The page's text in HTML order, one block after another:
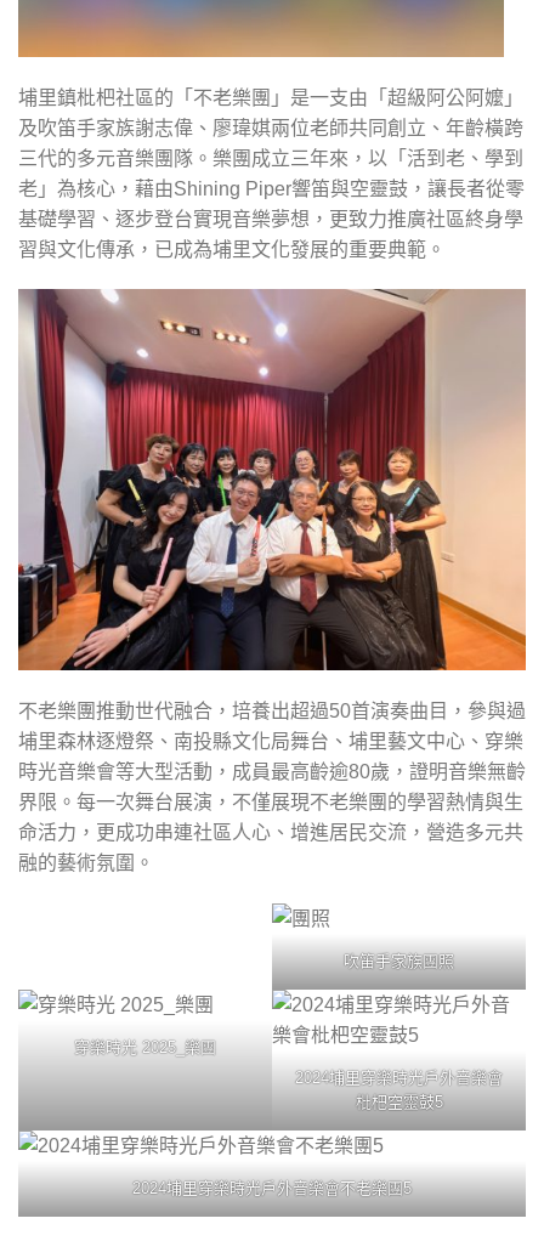
埔里鎮枇杷社區的「不老樂團」是一支由「超級阿公阿嬤」
及吹笛手家族謝志偉、廖瑋娸兩位老師共同創立、年齡橫跨
三代的多元音樂團隊。樂團成立三年來，以「活到老、學到
老」為核心，藉由Shining Piper響笛與空靈鼓，讓長者從零
基礎學習、逐步登台實現音樂夢想，更致力推廣社區終身學
習與文化傳承，已成為埔里文化發展的重要典範。
不老樂團推動世代融合，培養出超過50首演奏曲目，參與過
埔里森林逐燈祭、南投縣文化局舞台、埔里藝文中心、穿樂
時光音樂會等大型活動，成員最高齡逾80歲，證明音樂無齡
界限。每一次舞台展演，不僅展現不老樂團的學習熱情與生
命活力，更成功串連社區人心、增進居民交流，營造多元共
融的藝術氛圍。
吹笛手家族團照
穿樂時光 2025_樂團
2024埔里穿樂時光戶外音樂會
枇杷空靈鼓5
2024埔里穿樂時光戶外音樂會不老樂團5